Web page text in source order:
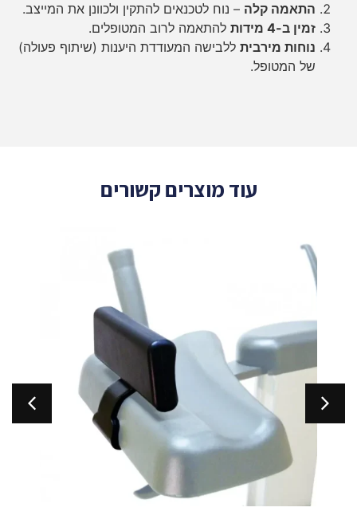
התאמה קלה – נוח לטכנאים להתקין ולכוונן את המייצב.
זמין ב-4 מידות
להתאמה לרוב המטופלים.
נוחות מירבית ללבישה המעודדת היענות (שיתוף פעולה)
של המטופל.
עוד מוצרים קשורים